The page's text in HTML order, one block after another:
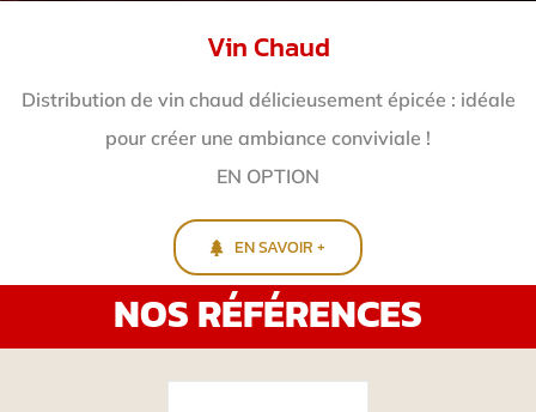
Vin Chaud
Distribution de vin chaud délicieusement épicée : idéale
pour créer une ambiance conviviale !
EN OPTION
EN SAVOIR +
NOS RÉFÉRENCES